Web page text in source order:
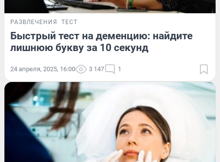
РАЗВЛЕЧЕНИЯ ТЕСТ
Быстрый тест на деменцию: найдите
лишнюю букву за 10 секунд
24 апреля, 2025, 16:00 3 147 1